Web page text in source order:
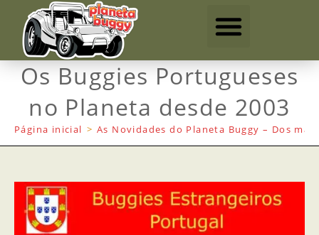
Os Buggies Portugueses
no Planeta desde 2003
Página inicial > As Novidades do Planeta Buggy – Dos